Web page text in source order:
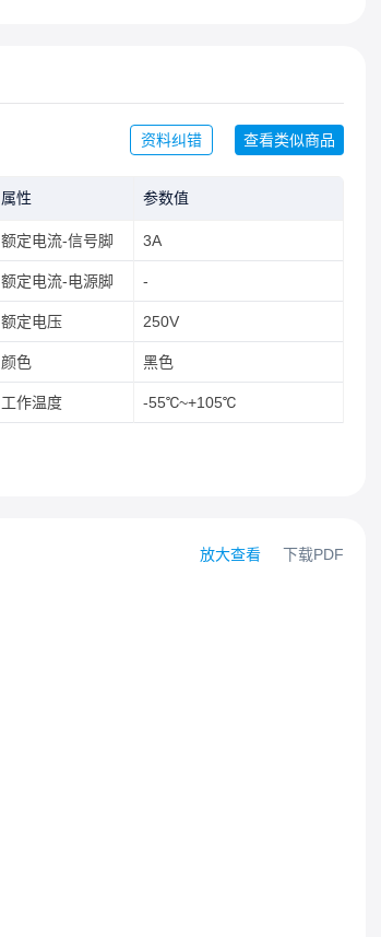
资料纠错 查看类似商品
属性 参数值
额定电流-信号脚 3A
额定电流-电源脚 -
额定电压 250V
颜色 黑色
工作温度 -55℃~+105℃
放大查看 下载PDF